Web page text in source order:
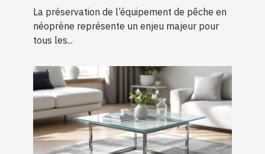
en néoprène
La préservation de l’équipement de pêche en
néoprène représente un enjeu majeur pour
tous les...